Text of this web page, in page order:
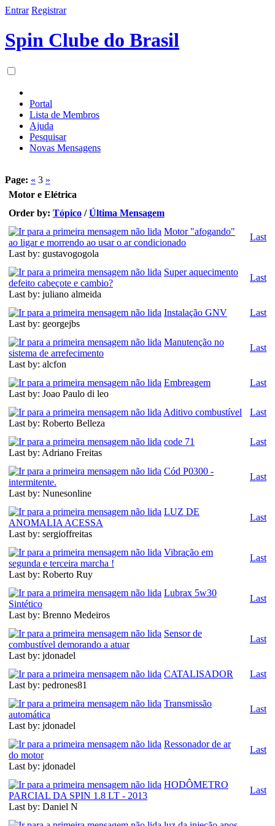
Entrar Registrar
Spin Clube do Brasil
Portal
Lista de Membros
Ajuda
Pesquisar
Novas Mensagens
Page: « 3 »
Motor e Elétrica
Order by: Tópico /Última Mensagem
Motor "afogando"
ao ligar e morrendo ao usar o ar condicionado
Last by: gustavogogola
Last
Super aquecimento
defeito cabeçote e cambio?
Last by: juliano almeida
Last
Instalação GNV
Last by: georgejbs
Last
Manutenção no
sistema de arrefecimento
Last by: alcfon
Last
Embreagem
Last by: Joao Paulo di leo
Last
Aditivo combustível
Last by: Roberto Belleza
Last
code 71
Last by: Adriano Freitas
Last
Cód P0300 -
intermitente.
Last by: Nunesonline
Last
LUZ DE
ANOMALIA ACESSA
Last by: sergioffreitas
Last
Vibração em
segunda e terceira marcha !
Last by: Roberto Ruy
Last
Lubrax 5w30
Sintético
Last by: Brenno Medeiros
Last
Sensor de
combustível demorando a atuar
Last by: jdonadel
Last
CATALISADOR
Last by: pedrones81
Last
Transmissão
automática
Last by: jdonadel
Last
Ressonador de ar
do motor
Last by: jdonadel
Last
HODÔMETRO
PARCIAL DA SPIN 1.8 LT - 2013
Last by: Daniel N
Last